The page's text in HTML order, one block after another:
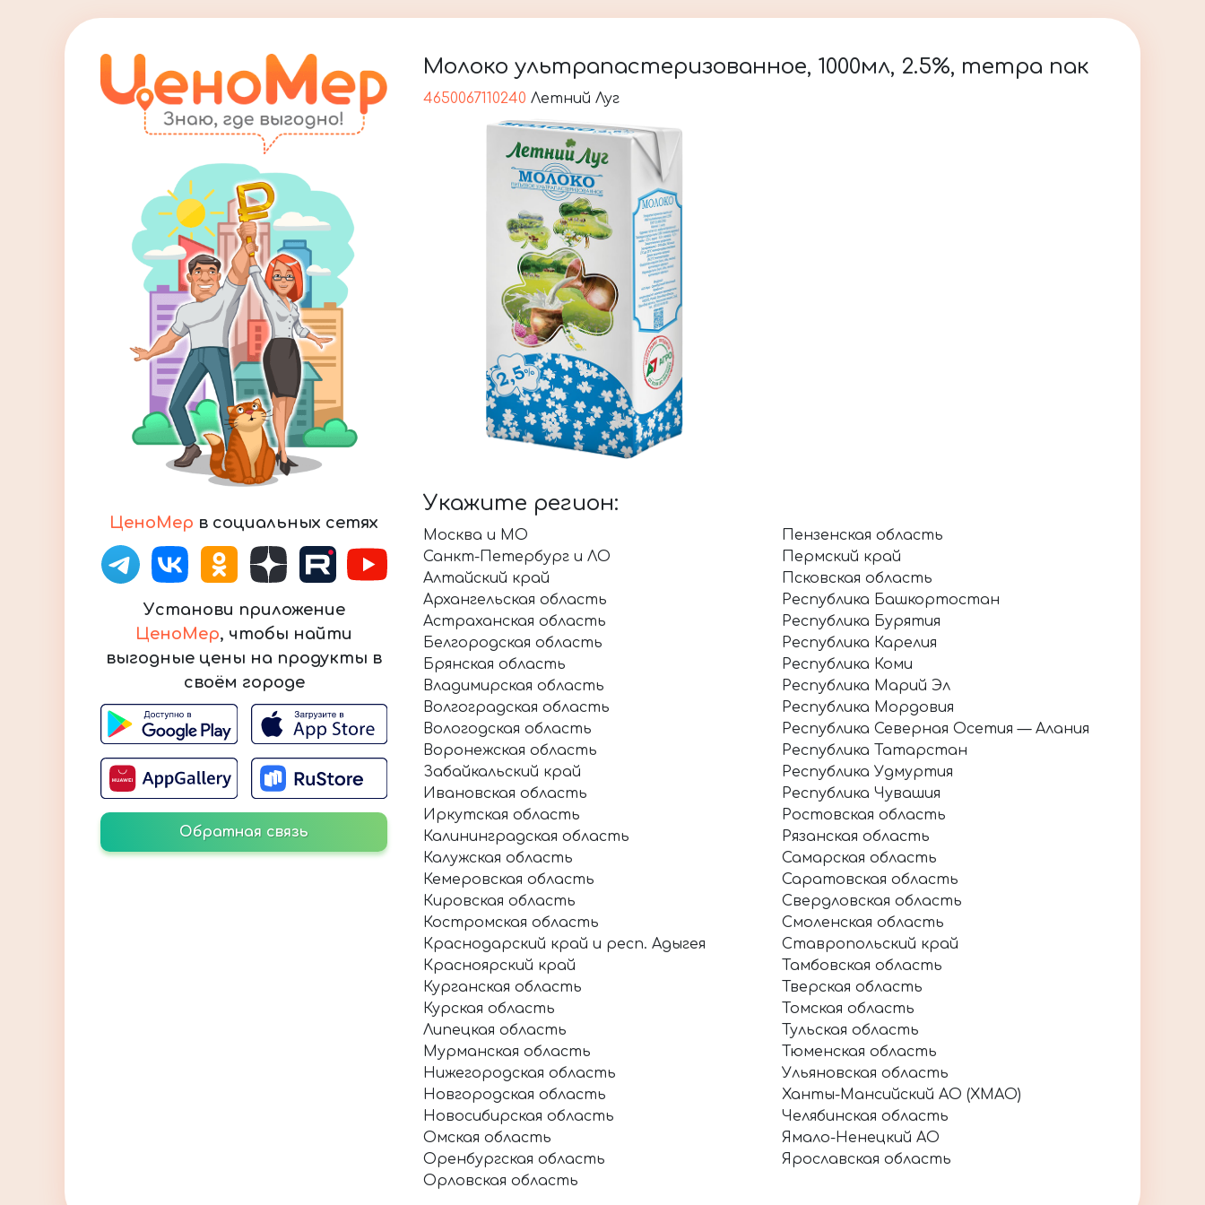
ЦеноМер в социальных сетях
Установи приложение
ЦеноМер, чтобы найти
выгодные цены на продукты в
своём городе
Обратная связь
Молоко ультрапастеризованное, 1000мл, 2.5%, тетра пак
4650067110240 Летний Луг
Укажите регион:
Москва и МО
Санкт-Петербург и ЛО
Алтайский край
Архангельская область
Астраханская область
Белгородская область
Брянская область
Владимирская область
Волгоградская область
Вологодская область
Воронежская область
Забайкальский край
Ивановская область
Иркутская область
Калининградская область
Калужская область
Кемеровская область
Кировская область
Костромская область
Краснодарский край и респ. Адыгея
Красноярский край
Курганская область
Курская область
Липецкая область
Мурманская область
Нижегородская область
Новгородская область
Новосибирская область
Омская область
Оренбургская область
Орловская область
Пензенская область
Пермский край
Псковская область
Республика Башкортостан
Республика Бурятия
Республика Карелия
Республика Коми
Республика Марий Эл
Республика Мордовия
Республика Северная Осетия — Алания
Республика Татарстан
Республика Удмуртия
Республика Чувашия
Ростовская область
Рязанская область
Самарская область
Саратовская область
Свердловская область
Смоленская область
Ставропольский край
Тамбовская область
Тверская область
Томская область
Тульская область
Тюменская область
Ульяновская область
Ханты-Мансийский АО (ХМАО)
Челябинская область
Ямало-Ненецкий АО
Ярославская область